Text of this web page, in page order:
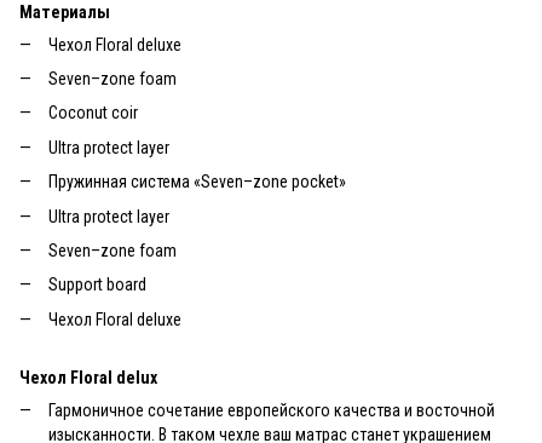
Материалы
Чехол Floral deluxe
Seven–zone foam
Coconut coir
Ultra protect layer
Пружинная система «Seven–zone pocket»
Ultra protect layer
Seven–zone foam
Support board
Чехол Floral deluxe
Чехол Floral delux
Гармоничное сочетание европейского качества и восточной
изысканности. В таком чехле ваш матрас станет украшением